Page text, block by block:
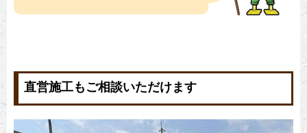
直営施工もご相談いただけます